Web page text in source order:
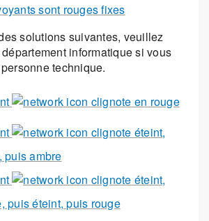
sont rouges fixes
solutions suivantes, veuillez
informatique si vous
technique.
clignote en rouge
clignote éteint,
puis ambre
clignote éteint,
puis éteint, puis rouge